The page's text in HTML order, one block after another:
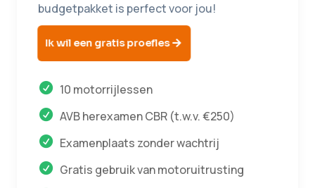
budgetpakket is perfect voor jou!
Ik wil een gratis proefles
10 motorrijlessen
AVB herexamen CBR (t.w.v. €250)
Examenplaats zonder wachtrij
Gratis gebruik van motoruitrusting